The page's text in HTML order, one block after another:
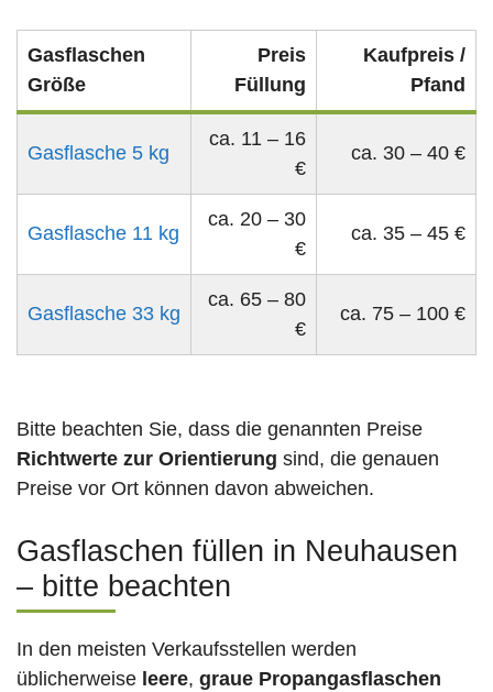
Gasflaschen
Größe
Preis
Füllung
Kaufpreis /
Pfand
Gasflasche 5 kg
ca. 11 – 16
€
ca. 30 – 40 €
Gasflasche 11 kg
ca. 20 – 30
€
ca. 35 – 45 €
Gasflasche 33 kg
ca. 65 – 80
€
ca. 75 – 100 €
Bitte beachten Sie, dass die genannten Preise
Richtwerte zur Orientierung sind, die genauen
Preise vor Ort können davon abweichen.
Gasflaschen füllen in Neuhausen
– bitte beachten
In den meisten Verkaufsstellen werden
üblicherweise leere, graue Propangasflaschen